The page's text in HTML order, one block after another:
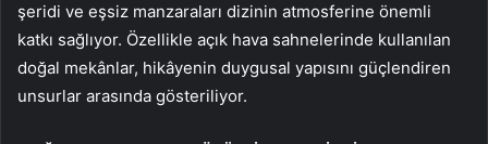
şeridi ve eşsiz manzaraları dizinin atmosferine önemli
katkı sağlıyor. Özellikle açık hava sahnelerinde kullanılan
doğal mekânlar, hikâyenin duygusal yapısını güçlendiren
unsurlar arasında gösteriliyor.